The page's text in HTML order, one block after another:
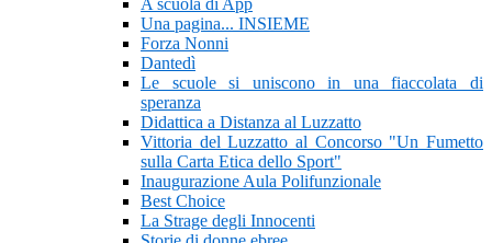
A scuola di App
Una pagina... INSIEME
Forza Nonni
Dantedì
Le scuole si uniscono in una fiaccolata di
speranza
Didattica a Distanza al Luzzatto
Vittoria del Luzzatto al Concorso "Un Fumetto
sulla Carta Etica dello Sport"
Inaugurazione Aula Polifunzionale
Best Choice
La Strage degli Innocenti